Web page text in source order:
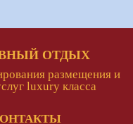
ОТДЫХ
размещения и
luxury класса